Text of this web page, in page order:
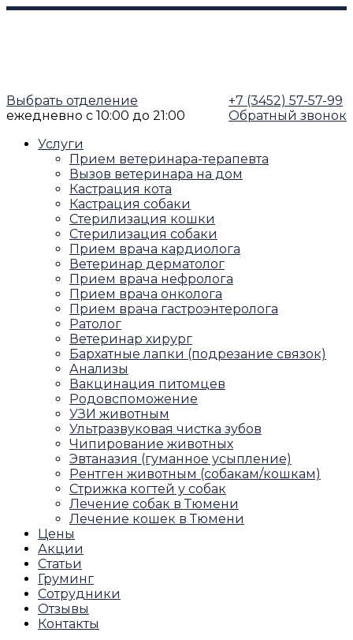
Выбрать отделение
ежедневно с 10:00 до 21:00
+7 (3452) 57-57-99
Обратный звонок
Услуги
Прием ветеринара-терапевта
Вызов ветеринара на дом
Кастрация кота
Кастрация собаки
Стерилизация кошки
Стерилизация собаки
Прием врача кардиолога
Ветеринар дерматолог
Прием врача нефролога
Прием врача онколога
Прием врача гастроэнтеролога
Ратолог
Ветеринар хирург
Бархатные лапки (подрезание связок)
Анализы
Вакцинация питомцев
Родовспоможение
УЗИ животным
Ультразвуковая чистка зубов
Чипирование животных
Эвтаназия (гуманное усыпление)
Рентген животным (собакам/кошкам)
Стрижка когтей у собак
Лечение собак в Тюмени
Лечение кошек в Тюмени
Цены
Акции
Статьи
Груминг
Сотрудники
Отзывы
Контакты